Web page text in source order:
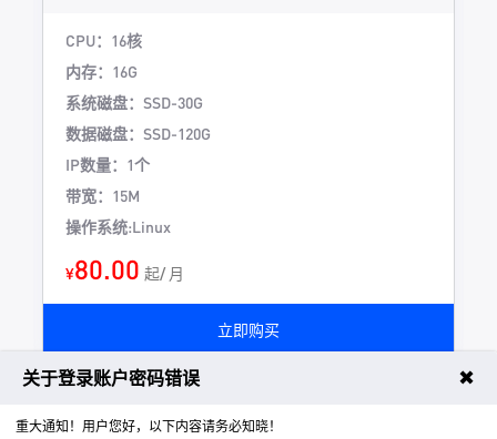
CPU：16核
内存：16G
系统磁盘：SSD-30G
数据磁盘：SSD-120G
IP数量：1个
带宽：15M
操作系统:Linux
¥80.00 起/ 月
立即购买
SDK游戏盾支持技术服务 请联系QQ
关于登录账户密码错误 ✖
重大通知！用户您好，以下内容请务必知晓！